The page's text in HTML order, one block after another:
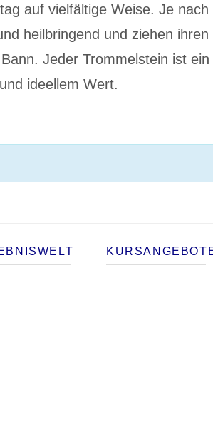
auf vielfältige Weise. Je nach
heilbringend und ziehen ihren
Jeder Trommelstein ist ein
ideellem Wert.